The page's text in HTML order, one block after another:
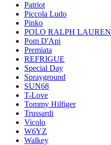
Patriot
Piccola Ludo
Pinko
POLO RALPH LAUREN
Pom D'Api
Premiata
REFRIGUE
Special Day
Sprayground
SUN68
T-Love
Tommy Hilfiger
Trussardi
Vicolo
W6YZ
Walkey